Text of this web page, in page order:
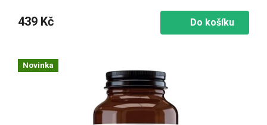
439 Kč Do košíku
Novinka